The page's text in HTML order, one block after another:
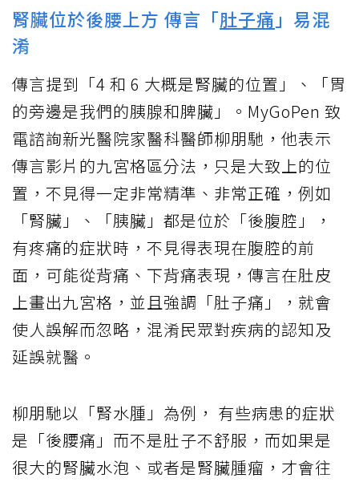
腎臟位於後腰上方 傳言「肚子痛 」易混
淆
傳言提到「4 和 6 大概是腎臟的位置」、「胃
的旁邊是我們的胰腺和脾臟」。MyGoPen 致
電諮詢新光醫院家醫科醫師柳朋馳，他表示
傳言影片的九宮格區分法，只是大致上的位
置，不見得一定非常精準、非常正確，例如
「腎臟」、「胰臟」都是位於「後腹腔」，
有疼痛的症狀時，不見得表現在腹腔的前
面，可能從背痛、下背痛表現，傳言在肚皮
上畫出九宮格，並且強調「肚子痛」，就會
使人誤解而忽略，混淆民眾對疾病的認知及
延誤就醫。
柳朋馳以「腎水腫」為例， 有些病患的症狀
是「後腰痛」而不是肚子不舒服，而如果是
很大的腎臟水泡、或者是腎臟腫瘤，才會往